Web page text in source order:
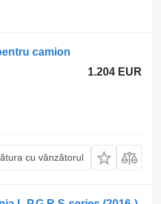
camion
1.204 EUR
cu vânzătorul